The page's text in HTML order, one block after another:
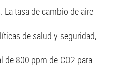
tasa de cambio de aire
de salud y seguridad,
800 ppm de CO2 para